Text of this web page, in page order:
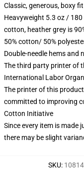
Classic, generous, boxy fit
Heavyweight 5.3 oz /
cotton, heather grey is
50% cotton/ 50%
Double-needle hems and
The third party printer of
International Labor
The printer of this
committed to improving
Cotton Initiative
Since every item is made
there may be slight
SKU: